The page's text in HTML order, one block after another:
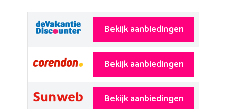
Bekijk aanbiedingen
Bekijk aanbiedingen
Bekijk aanbiedingen